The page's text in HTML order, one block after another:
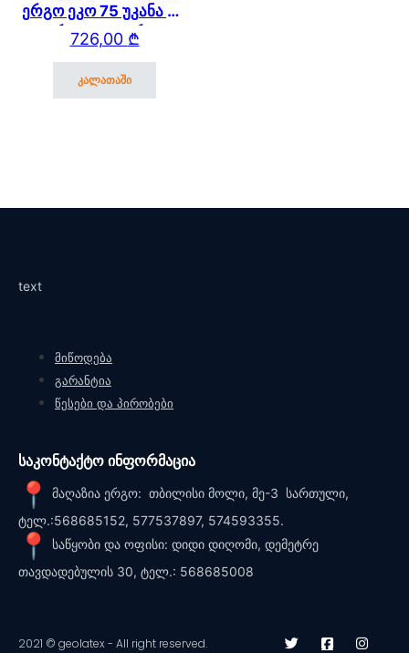
ერგო ეკო 75 უკანა და
გვერდითა თაროთი
726,00 ₾
კალათაში
text
მიწოდება
გარანტია
წესები და პირობები
საკონტაქტო ინფორმაცია
მაღაზია ერგო: თბილისი მოლი, მე-3 სართული,
ტელ.:568685152, 577537897, 574593355.
საწყობი და ოფისი: დიდი დიღომი, დემეტრე
თავდადებულის 30, ტელ.: 568685008
2021 © geolatex - All right reserved.